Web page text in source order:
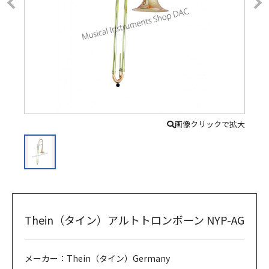
画像クリックで拡大
Thein（タイン）アルトトロンボーン NYP-AG
メーカー：Thein（タイン）Germany